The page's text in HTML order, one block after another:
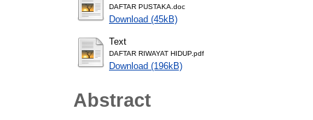
DAFTAR PUSTAKA.doc
Download (45kB)
Text
DAFTAR RIWAYAT HIDUP.pdf
Download (196kB)
Abstract